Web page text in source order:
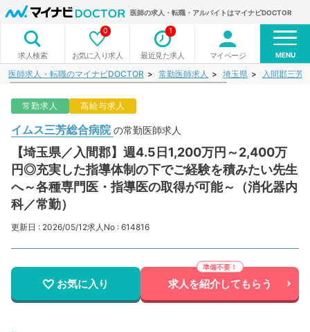
医師の求人・転職・アルバイトはマイナビDOCTOR
求人検索 お気に入り求人
0
最近見た求人
1
マイページ MENU
医師求人・転職のマイナビDOCTOR 常勤医師求人 埼玉県 入間郡三芳
常勤求人 高給与求人
イムス三芳総合病院の常勤医師求人
【埼玉県／入間郡】週4.5日1,200万円～2,400万
円◎充実した指導体制の下でご経験を積みたい先生
へ～各種専門医・指導医の取得が可能～（消化器内
科／常勤）
更新日 : 2026/05/12求人No : 614816
お気に入り 求人を紹介してもらう